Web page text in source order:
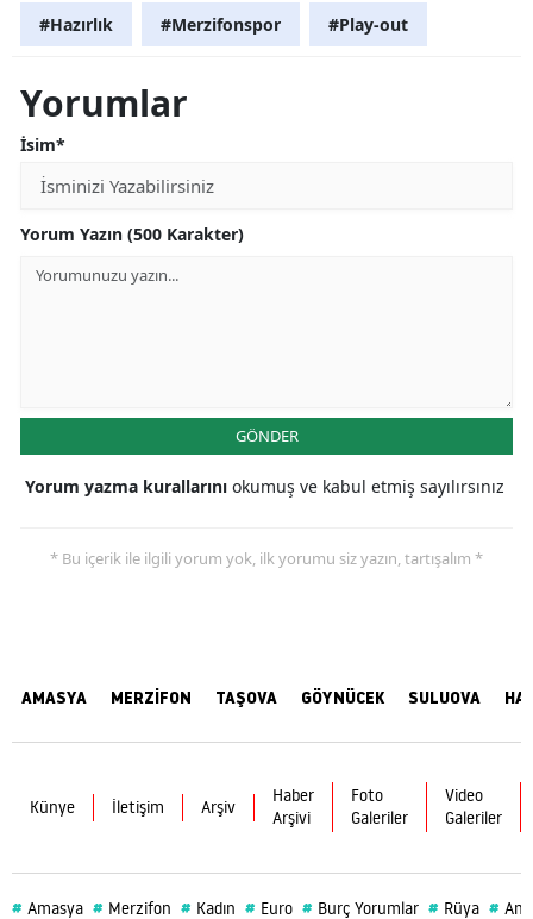
#Hazırlık #Merzifonspor #Play-out
Yorumlar
İsim*
Yorum Yazın (500 Karakter)
GÖNDER
Yorum yazma kurallarını okumuş ve kabul etmiş sayılırsınız
* Bu içerik ile ilgili yorum yok, ilk yorumu siz yazın, tartışalım *
AMASYA MERZİFON TAŞOVA GÖYNÜCEK SULUOVA
Künye İletişim Arşiv
Haber
Arşivi
Foto
Galeriler
Video
Galeriler
# Amasya # Merzifon # Kadın # Euro # Burç Yorumlar # Rüya #